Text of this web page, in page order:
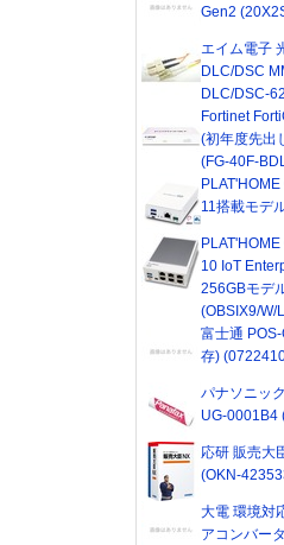
Gen2
エイム電子
DLC/DSC
DLC/DSC-
Fortinet
(初年度先出
(FG-40F-
11搭載モデ
10 IoT
256GBモデ
(OBSIX9/W/
富士通
存)
パナソニッ
UG-0001B4
応研 販売大
(OKN-
大電 環境対
アコンバー